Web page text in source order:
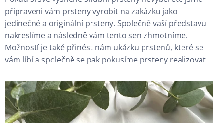
připraveni vám prsteny vyrobit na zakázku jako
jedinečné a originální prsteny. Společně vaší představu
nakreslíme a následně vám tento sen zhmotníme.
Možností je také přinést nám ukázku prstenů, které se
vám líbí a společně se pak pokusíme prsteny realizovat.